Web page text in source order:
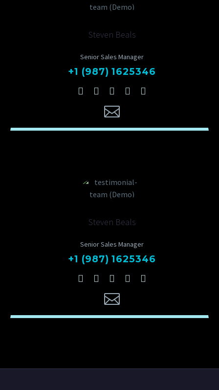
Steven Beals
Senior Sales Manager
+1 (987) 1625346
Steven Beals
Senior Sales Manager
+1 (987) 1625346